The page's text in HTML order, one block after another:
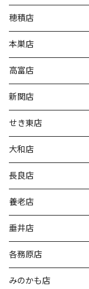
穂積店
本巣店
高富店
新関店
せき東店
大和店
長良店
養老店
垂井店
各務原店
みのかも店